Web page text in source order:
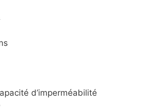
d’imperméabilité